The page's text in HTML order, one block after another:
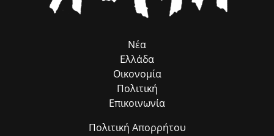
Νέα
Ελλάδα
Οικονομία
Πολιτική
Επικοινωνία
Πολιτική Απορρήτου